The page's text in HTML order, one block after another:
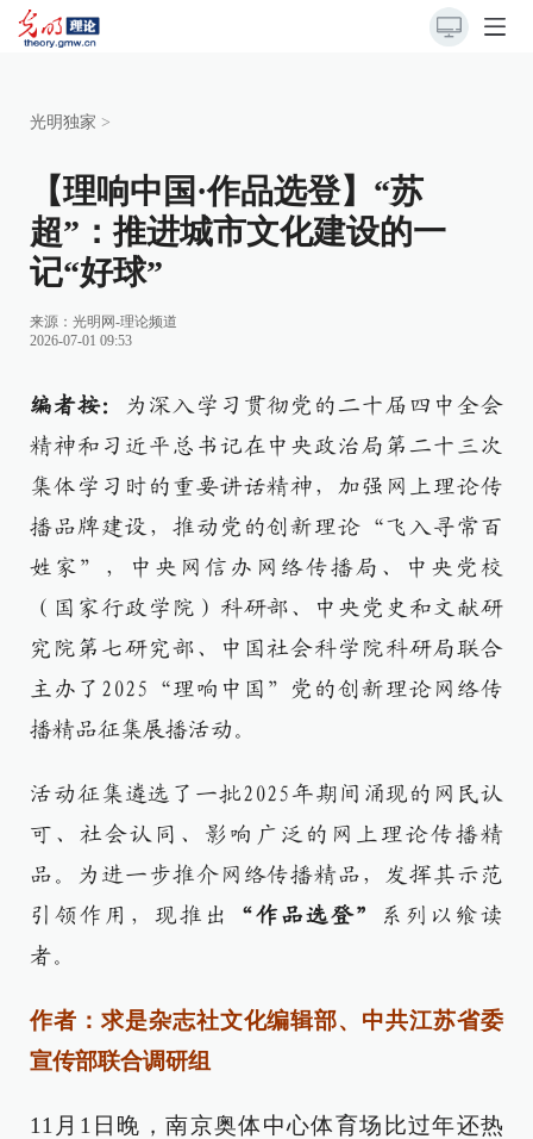
光明独家 >
【理响中国·作品选登】“苏
超”：推进城市文化建设的一
记“好球”
来源： 光明网-理论频道
2026-07-01 09:53
编者按：
为深入学习贯彻党的二十届四中全会
精神和习近平总书记在中央政治局第二十三次
集体学习时的重要讲话精神，加强网上理论传
播品牌建设，推动党的创新理论“飞入寻常百
姓家”，中央网信办网络传播局、中央党校
（国家行政学院）科研部、中央党史和文献研
究院第七研究部、中国社会科学院科研局联合
主办了2025“理响中国”党的创新理论网络传
播精品征集展播活动。
活动征集遴选了一批2025年期间涌现的网民认
可、社会认同、影响广泛的网上理论传播精
品。为进一步推介网络传播精品，发挥其示范
引领作用，现推出
“作品选登”
系列以飨读
者。
作者：求是杂志社文化编辑部、中共江苏省委
宣传部联合调研组
11月1日晚，南京奥体中心体育场比过年还热